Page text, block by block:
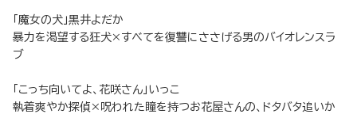
「魔女の犬」黒井よだか
暴力を渇望する狂犬×すべてを復讐にささげる男のバイオレンスラ
ブ
「こっち向いてよ、花咲さん」いっこ
執着爽やか探偵×呪われた瞳を持つお花屋さんの、ドタバタ追いか